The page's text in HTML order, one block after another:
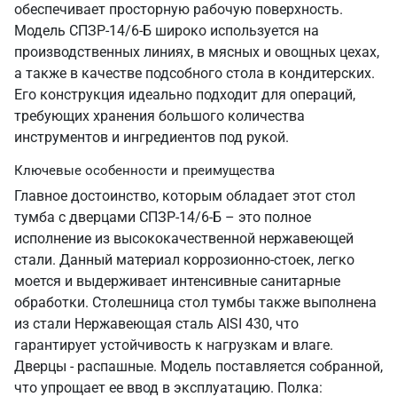
обеспечивает просторную рабочую поверхность.
Модель СПЗР-14/6-Б широко используется на
производственных линиях, в мясных и овощных цехах,
а также в качестве подсобного стола в кондитерских.
Его конструкция идеально подходит для операций,
требующих хранения большого количества
инструментов и ингредиентов под рукой.
Ключевые особенности и преимущества
Главное достоинство, которым обладает этот стол
тумба с дверцами СПЗР-14/6-Б – это полное
исполнение из высококачественной нержавеющей
стали. Данный материал коррозионно-стоек, легко
моется и выдерживает интенсивные санитарные
обработки. Столешница стол тумбы также выполнена
из стали Нержавеющая сталь AISI 430, что
гарантирует устойчивость к нагрузкам и влаге.
Дверцы - распашные. Модель поставляется собранной,
что упрощает ее ввод в эксплуатацию. Полка: